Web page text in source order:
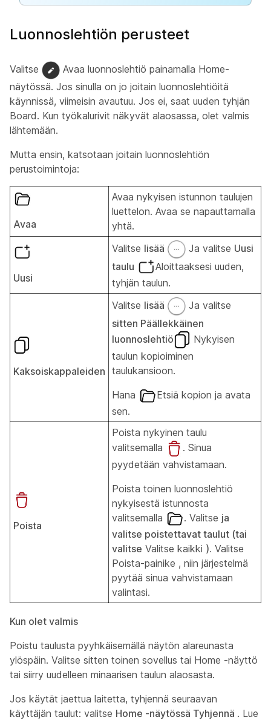
Luonnoslehtiön perusteet
Valitse
Avaa luonnoslehtiö painamalla Home-
näytössä. Jos sinulla on jo joitain luonnoslehtiöitä
käynnissä, viimeisin avautuu. Jos ei, saat uuden tyhjän
Board. Kun työkalurivit näkyvät alaosassa, olet valmis
lähtemään.
Mutta ensin, katsotaan joitain luonnoslehtiön
perustoimintoja:
Avaa
Avaa nykyisen istunnon taulujen
luettelon. Avaa se napauttamalla
yhtä.
Uusi
Valitse lisää Ja valitse Uusi
taulu
Aloittaaksesi uuden,
tyhjän taulun.
Kaksoiskappaleiden
Valitse lisää
Ja valitse
sitten Päällekkäinen
luonnoslehtiö
Nykyisen
taulun kopioiminen
taulukansioon.
Hana
Etsiä kopion ja avata
sen.
Poista
Poista nykyinen taulu
valitsemalla
. Sinua
pyydetään vahvistamaan.
Poista toinen luonnoslehtiö
nykyisestä istunnosta
valitsemalla
. Valitse ja
valitse poistettavat taulut (tai
valitse Valitse kaikki ). Valitse
Poista-painike , niin järjestelmä
pyytää sinua vahvistamaan
valintasi.
Kun olet valmis
Poistu taulusta pyyhkäisemällä näytön alareunasta
ylöspäin. Valitse sitten toinen sovellus tai Home -näyttö
tai siirry uudelleen minaarisen taulun alaosasta.
Jos käytät jaettua laitetta, tyhjennä seuraavan
käyttäjän taulut: valitse Home -näytössä Tyhjennä . Lue